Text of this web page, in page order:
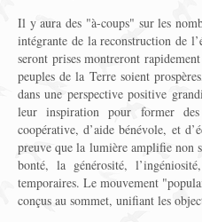
Il y aura des "à-coups" sur les
intégrante de la reconstruction de
seront prises montreront
peuples de la Terre soient
dans une perspective positive
leur inspiration pour former des
coopérative, d’aide bénévole, et
preuve que la lumière amplifie non
bonté, la générosité,
temporaires. Le mouvement
conçus au sommet, unifiant les